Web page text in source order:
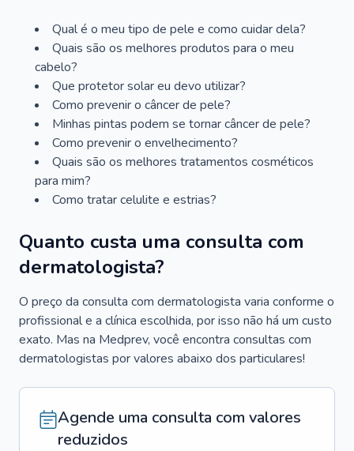
Qual é o meu tipo de pele e como cuidar dela?
Quais são os melhores produtos para o meu
cabelo?
Que protetor solar eu devo utilizar?
Como prevenir o câncer de pele?
Minhas pintas podem se tornar câncer de pele?
Como prevenir o envelhecimento?
Quais são os melhores tratamentos cosméticos
para mim?
Como tratar celulite e estrias?
Quanto custa uma consulta com
dermatologista?
O preço da consulta com dermatologista varia conforme o
profissional e a clínica escolhida, por isso não há um custo
exato. Mas na Medprev, você encontra consultas com
dermatologistas por valores abaixo dos particulares!
Agende uma consulta com valores
reduzidos